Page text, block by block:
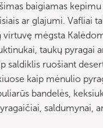
baigiamas
ar glajumi. Vafliai
mėgsta
taukų pyragai
saldiklis ruošiant
kaip mėnulio
bandelės,
saldumynai,